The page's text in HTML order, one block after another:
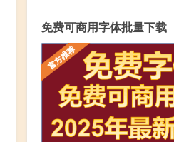
免费可商用字体批量下载